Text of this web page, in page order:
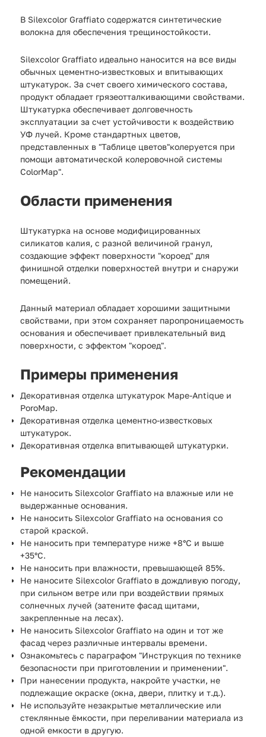
В Silexcolor Graffiato содержатся синтетические
волокна для обеспечения трещиностойкости.
Silexcolor Graffiato идеально наносится на все виды
обычных цементно-известковых и впитывающих
штукатурок. За счет своего химического состава,
продукт обладает грязеотталкивающими свойствами.
Штукатурка обеспечивает долговечность
эксплуатации за счет устойчивости к воздействию
УФ лучей. Кроме стандартных цветов,
представленных в "Таблице цветов"колеруется при
помощи автоматической колеровочной системы
ColorMap".
Области применения
Штукатурка на основе модифицированных
силикатов калия, с разной величиной гранул,
создающие эффект поверхности "короед" для
финишной отделки поверхностей внутри и снаружи
помещений.
Данный материал обладает хорошими защитными
свойствами, при этом сохраняет паропроницаемость
основания и обеспечивает привлекательный вид
поверхности, с эффектом "короед".
Примеры применения
Декоративная отделка штукатурок Mape-Antique и
PoroMap.
Декоративная отделка цементно-известковых
штукатурок.
Декоративная отделка впитывающей штукатурки.
Рекомендации
Не наносить Silexcolor Graffiato на влажные или не
выдержанные основания.
Не наносить Silexcolor Graffiato на основания со
старой краской.
Не наносить при температуре ниже +8°С и выше
+35°С.
Не наносить при влажности, превышающей 85%.
Не наносите Silexcolor Graffiato в дождливую погоду,
при сильном ветре или при воздействии прямых
солнечных лучей (затените фасад щитами,
закрепленные на лесах).
Не наносить Silexcolor Graffiato на один и тот же
фасад через различные интервалы времени.
Ознакомьтесь с параграфом "Инструкция по технике
безопасности при приготовлении и применении".
При нанесении продукта, накройте участки, не
подлежащие окраске (окна, двери, плитку и т.д.).
Не используйте незакрытые металлические или
стеклянные ёмкости, при переливании материала из
одной емкости в другую.